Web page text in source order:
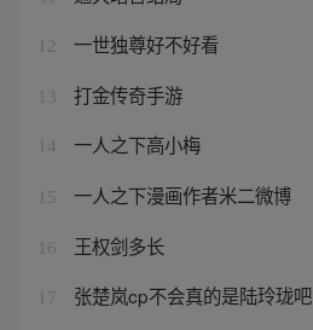
12 一世独尊好不好看
13 打金传奇手游
14 一人之下高小梅
15 一人之下漫画作者米二微博
16 王权剑多长
17 张楚岚cp不会真的是陆玲珑吧